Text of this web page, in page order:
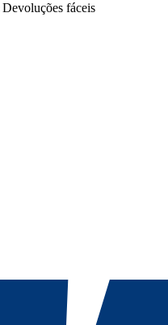
Devoluções fáceis